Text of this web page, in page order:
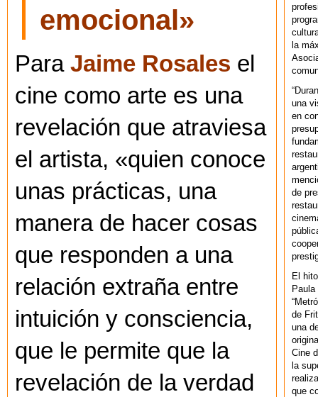
emocional»
Para Jaime Rosales el
cine como arte es una
revelación que atraviesa
el artista, «quien conoce
unas prácticas, una
manera de hacer cosas
que responden a una
relación extraña entre
intuición y consciencia,
que le permite que la
revelación de la verdad
la
una
en
de
El
de
una
Cine
la
que